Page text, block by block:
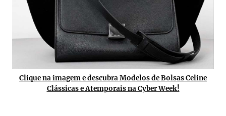
Clique na imagem e descubra Modelos de Bolsas Celine
Clássicas e Atemporais na Cyber Week!